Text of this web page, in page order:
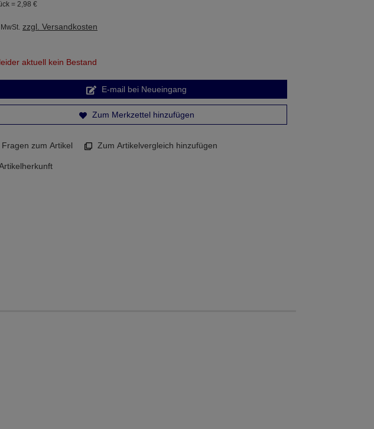
= 2, 98 €
zzgl. Versandkosten
leider aktuell kein Bestand
E-mail bei Neueingang
Zum Merkzettel hinzufügen
Fragen zum Artikel Zum Artikelvergleich hinzufügen